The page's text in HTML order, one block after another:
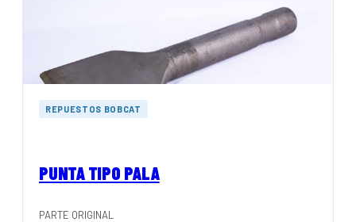
REPUESTOS BOBCAT
PUNTA TIPO PALA
PARTE ORIGINAL